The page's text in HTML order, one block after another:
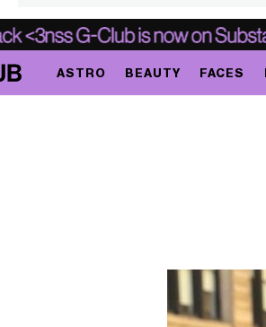
ASTRO BEAUTY FACES